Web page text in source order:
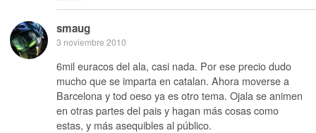
smaug
3 noviembre 2010
6mil euracos del ala, casi nada. Por ese precio dudo
mucho que se imparta en catalan. Ahora moverse a
Barcelona y tod oeso ya es otro tema. Ojala se animen
en otras partes del pais y hagan más cosas como
estas, y más asequibles al público.